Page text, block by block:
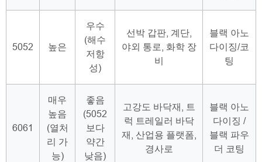
5052 높은
우수
(해수
저항
성)
선박 갑판, 계단,
야외 통로, 화학 장
비
블랙 아노
다이징/코
팅
6061
매우
높음
(열처
리 가
능)
좋음
(5052
보다
약간
낮음)
고강도 바닥재, 트
럭 트레일러 바닥
재, 산업용 플랫폼,
경사로
블랙 아노
다이징 /
블랙 파우
더 코팅